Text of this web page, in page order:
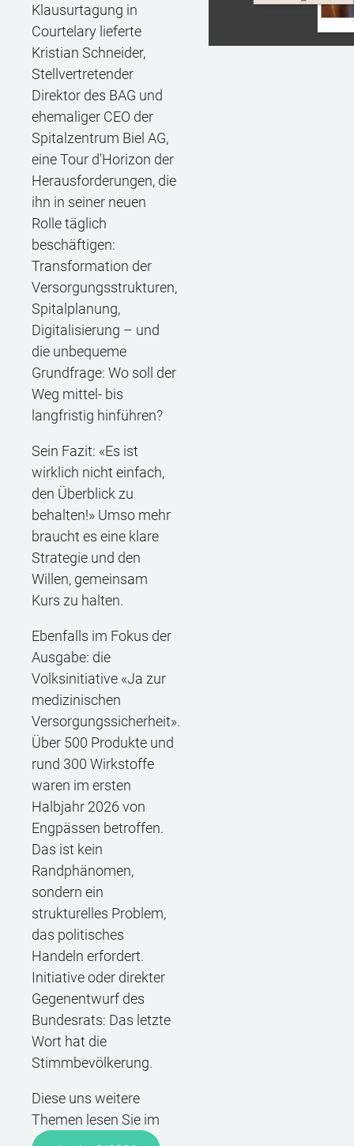
Klausurtagung in
Courtelary lieferte
Kristian Schneider,
Stellvertretender
Direktor des BAG und
ehemaliger CEO der
Spitalzentrum Biel AG,
eine Tour d'Horizon der
Herausforderungen, die
ihn in seiner neuen
Rolle täglich
beschäftigen:
Transformation der
Versorgungsstrukturen,
Spitalplanung,
Digitalisierung – und
die unbequeme
Grundfrage: Wo soll der
Weg mittel- bis
langfristig hinführen?
Sein Fazit: «Es ist
wirklich nicht einfach,
den Überblick zu
behalten!» Umso mehr
braucht es eine klare
Strategie und den
Willen, gemeinsam
Kurs zu halten.
Ebenfalls im Fokus der
Ausgabe: die
Volksinitiative «Ja zur
medizinischen
Versorgungssicherheit».
Über 500 Produkte und
rund 300 Wirkstoffe
waren im ersten
Halbjahr 2026 von
Engpässen betroffen.
Das ist kein
Randphänomen,
sondern ein
strukturelles Problem,
das politisches
Handeln erfordert.
Initiative oder direkter
Gegenentwurf des
Bundesrats: Das letzte
Wort hat die
Stimmbevölkerung.
Diese uns weitere
Themen lesen Sie im